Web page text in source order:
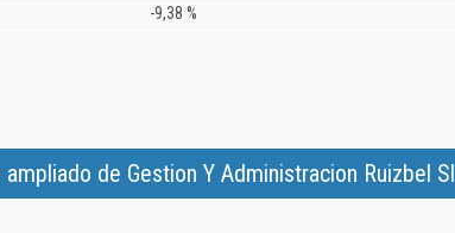
-9,38 %
de Gestion Y Administracion Ruizbel Sl